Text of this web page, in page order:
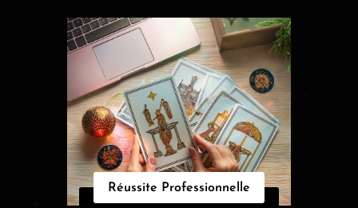
Réussite Professionnelle